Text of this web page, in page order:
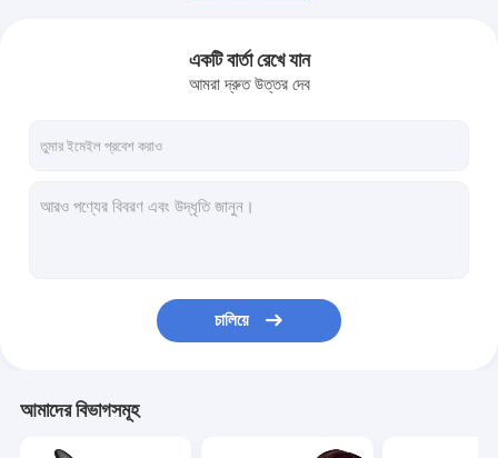
একটি বার্তা রেখে যান
আমরা দ্রুত উত্তর দেব
চালিয়ে
আমাদের বিভাগসমূহ